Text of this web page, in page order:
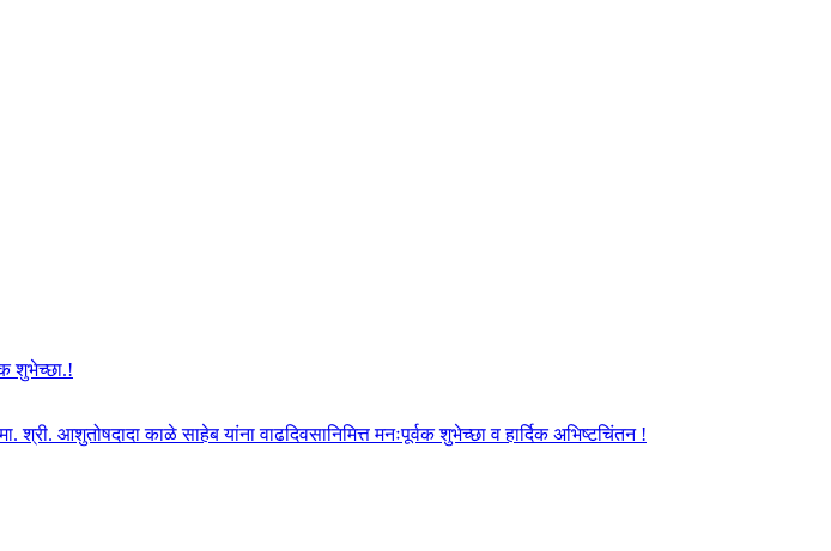
शुभेच्छा.!
आशुतोषदादा काळे साहेब यांना वाढदिवसानिमित्त मनःपूर्वक शुभेच्छा व हार्दिक अभिष्टचिंतन !